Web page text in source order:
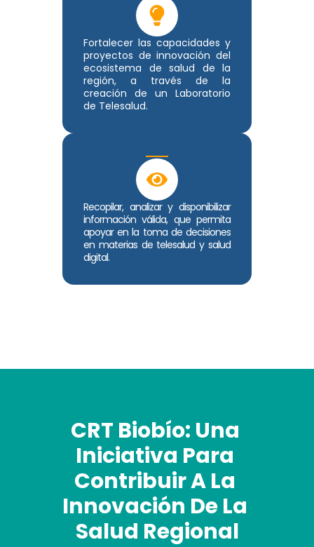
Fortalecer las capacidades y
proyectos de innovación del
ecosistema de salud de la
región, a través de la
creación de un Laboratorio
de Telesalud.
Recopilar, analizar y disponibilizar
información válida, que permita
apoyar en la toma de decisiones
en materias de telesalud y salud
digital.
CRT Biobío: Una
Iniciativa Para
Contribuir A La
Innovación De La
Salud Regional